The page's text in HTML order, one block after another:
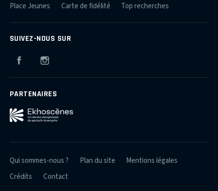
Place Jeunes
Carte de fidélité Top recherches
SUIVEZ-NOUS SUR
Facebook
PARTENAIRES
Qui sommes-nous ? Plan du site
Mentions légales
Crédits
Contact